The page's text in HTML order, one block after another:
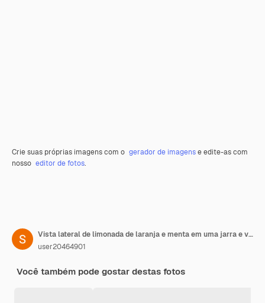
Crie suas próprias imagens com o gerador de imagense edite-as com
nosso editor de fotos.
Vista lateral de limonada de laranja e menta em uma jarra e vidro isolado
user20464901
Você também pode gostar destas fotos